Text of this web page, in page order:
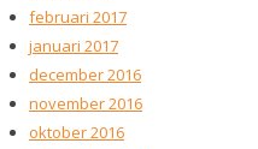
februari 2017
januari 2017
december 2016
november 2016
oktober 2016